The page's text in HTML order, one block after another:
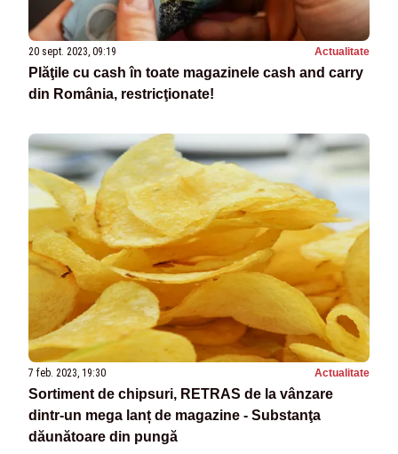
20 sept. 2023, 09:19 Actualitate
Plăţile cu cash în toate magazinele cash and carry
din România, restricţionate!
7 feb. 2023, 19:30 Actualitate
Sortiment de chipsuri, RETRAS de la vânzare
dintr-un mega lanț de magazine - Substanţa
dăunătoare din pungă